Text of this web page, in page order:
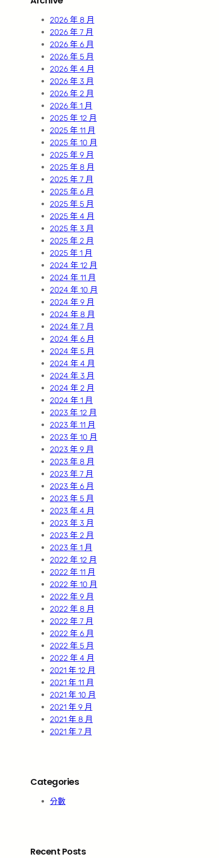
2026 年 8 月
2026 年 7 月
2026 年 6 月
2026 年 5 月
2026 年 4 月
2026 年 3 月
2026 年 2 月
2026 年 1 月
2025 年 12 月
2025 年 11 月
2025 年 10 月
2025 年 9 月
2025 年 8 月
2025 年 7 月
2025 年 6 月
2025 年 5 月
2025 年 4 月
2025 年 3 月
2025 年 2 月
2025 年 1 月
2024 年 12 月
2024 年 11 月
2024 年 10 月
2024 年 9 月
2024 年 8 月
2024 年 7 月
2024 年 6 月
2024 年 5 月
2024 年 4 月
2024 年 3 月
2024 年 2 月
2024 年 1 月
2023 年 12 月
2023 年 11 月
2023 年 10 月
2023 年 9 月
2023 年 8 月
2023 年 7 月
2023 年 6 月
2023 年 5 月
2023 年 4 月
2023 年 3 月
2023 年 2 月
2023 年 1 月
2022 年 12 月
2022 年 11 月
2022 年 10 月
2022 年 9 月
2022 年 8 月
2022 年 7 月
2022 年 6 月
2022 年 5 月
2022 年 4 月
2021 年 12 月
2021 年 11 月
2021 年 10 月
2021 年 9 月
2021 年 8 月
2021 年 7 月
Categories
分數
Recent Posts